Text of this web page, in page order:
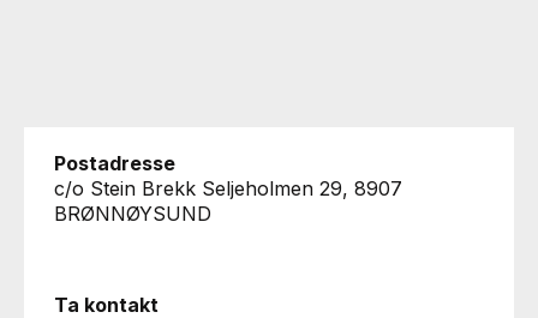
Postadresse
c/o Stein Brekk Seljeholmen 29, 8907
BRØNNØYSUND
Ta kontakt